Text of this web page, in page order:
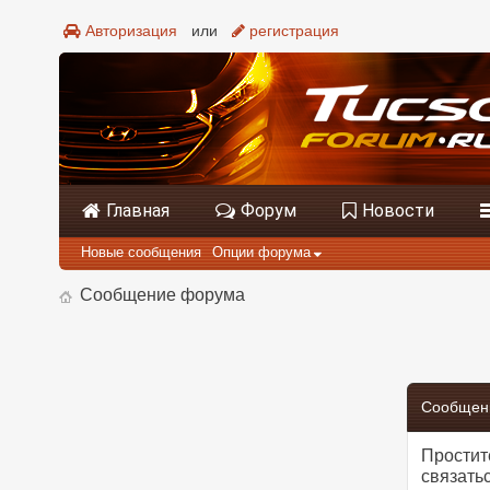
Авторизация или регистрация
Главная Форум Новости
Новые сообщения Опции форума
Сообщение форума